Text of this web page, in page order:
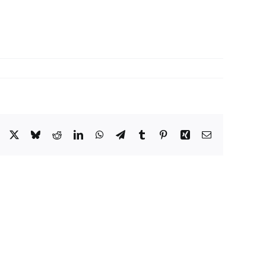
Facebook
X BlueskyRedditLinkedInWhatsApp
TelegramTumblr PinterestXing Email